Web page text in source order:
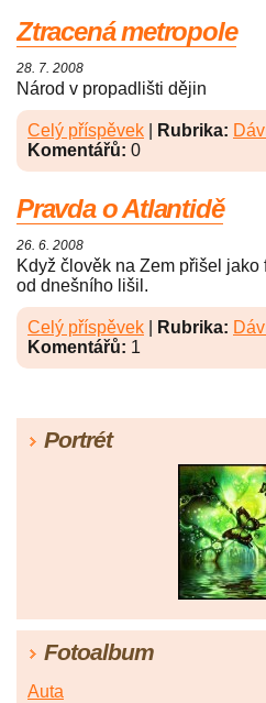
Ztracená metropole
28. 7. 2008
Národ v propadlišti dějin
Celý příspěvek Rubrika:
Komentářů: 0
Pravda o Atlantidě
26. 6. 2008
Když člověk na Zem přišel jako
od dnešního lišil.
Celý příspěvek Rubrika:
Komentářů: 1
Portrét
Fotoalbum
Auta